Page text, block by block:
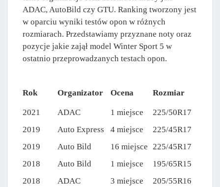
ADAC, AutoBild czy GTU. Ranking tworzony jest
w oparciu wyniki testów opon w różnych
rozmiarach. Przedstawiamy przyznane noty oraz
pozycje jakie zajął model Winter Sport 5 w
ostatnio przeprowadzanych testach opon.
Rok Organizator Ocena Rozmiar
2021 ADAC 1 miejsce
225/50R17
2019
Auto Express 4 miejsce
225/45R17
2019
Auto Bild 16 miejsce 225/45R17
2018
Auto Bild 1 miejsce
195/65R15
2018
ADAC 3 miejsce
205/55R16